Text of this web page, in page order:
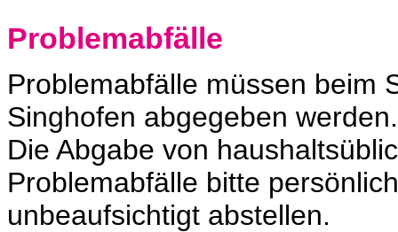
Problemabfälle
Problemabfälle müssen beim
Singhofen abgegeben werden.
Die Abgabe von
Problemabfälle bitte
unbeaufsichtigt abstellen.